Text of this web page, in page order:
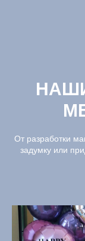
От разработки
задумку или